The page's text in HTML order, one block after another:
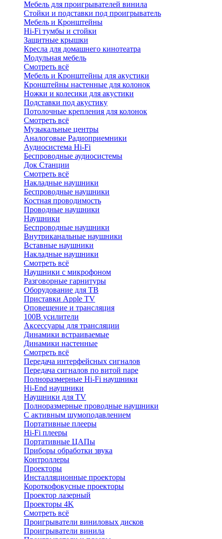
Мебель для проигрывателей винила
Стойки и подставки под проигрыватель
Мебель и Кронштейны
Hi-Fi тумбы и стойки
Защитные крышки
Кресла для домашнего кинотеатра
Модульная мебель
Смотреть всё
Мебель и Кронштейны для акустики
Кронштейны настенные для колонок
Ножки и колесики для акустики
Подставки под акустику
Потолочные крепления для колонок
Смотреть всё
Музыкальные центры
Аналоговые Радиоприемники
Аудиосистема Hi-Fi
Беспроводные аудиосистемы
Док Станции
Смотреть всё
Накладные наушники
Беспроводные наушники
Костная проводимость
Проводные наушники
Наушники
Беспроводные наушники
Внутриканальные наушники
Вставные наушники
Накладные наушники
Смотреть всё
Наушники с микрофоном
Разговорные гарнитуры
Оборудование для ТВ
Приставки Apple TV
Оповещение и трансляция
100В усилители
Аксессуары для трансляции
Динамики встраиваемые
Динамики настенные
Смотреть всё
Передача интерфейсных сигналов
Передача сигналов по витой паре
Полноразмерные Hi-Fi наушники
Hi-End наушники
Наушники для TV
Полноразмерные проводные наушники
С активным шумоподавлением
Портативные плееры
Hi-Fi плееры
Портативные ЦАПы
Приборы обработки звука
Контроллеры
Проекторы
Инсталляционные проекторы
Короткофокусные проекторы
Проектор лазерный
Проекторы 4K
Смотреть всё
Проигрыватели виниловых дисков
Проигрыватели винила